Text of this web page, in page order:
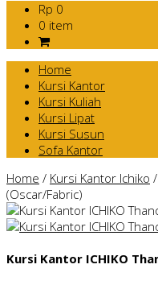
Rp 0
0 item
Home
Kursi Kantor
Kursi Kuliah
Kursi Lipat
Kursi Susun
Sofa Kantor
Home / Kursi Kantor Ichiko /
(Oscar/Fabric)
Kursi Kantor ICHIKO